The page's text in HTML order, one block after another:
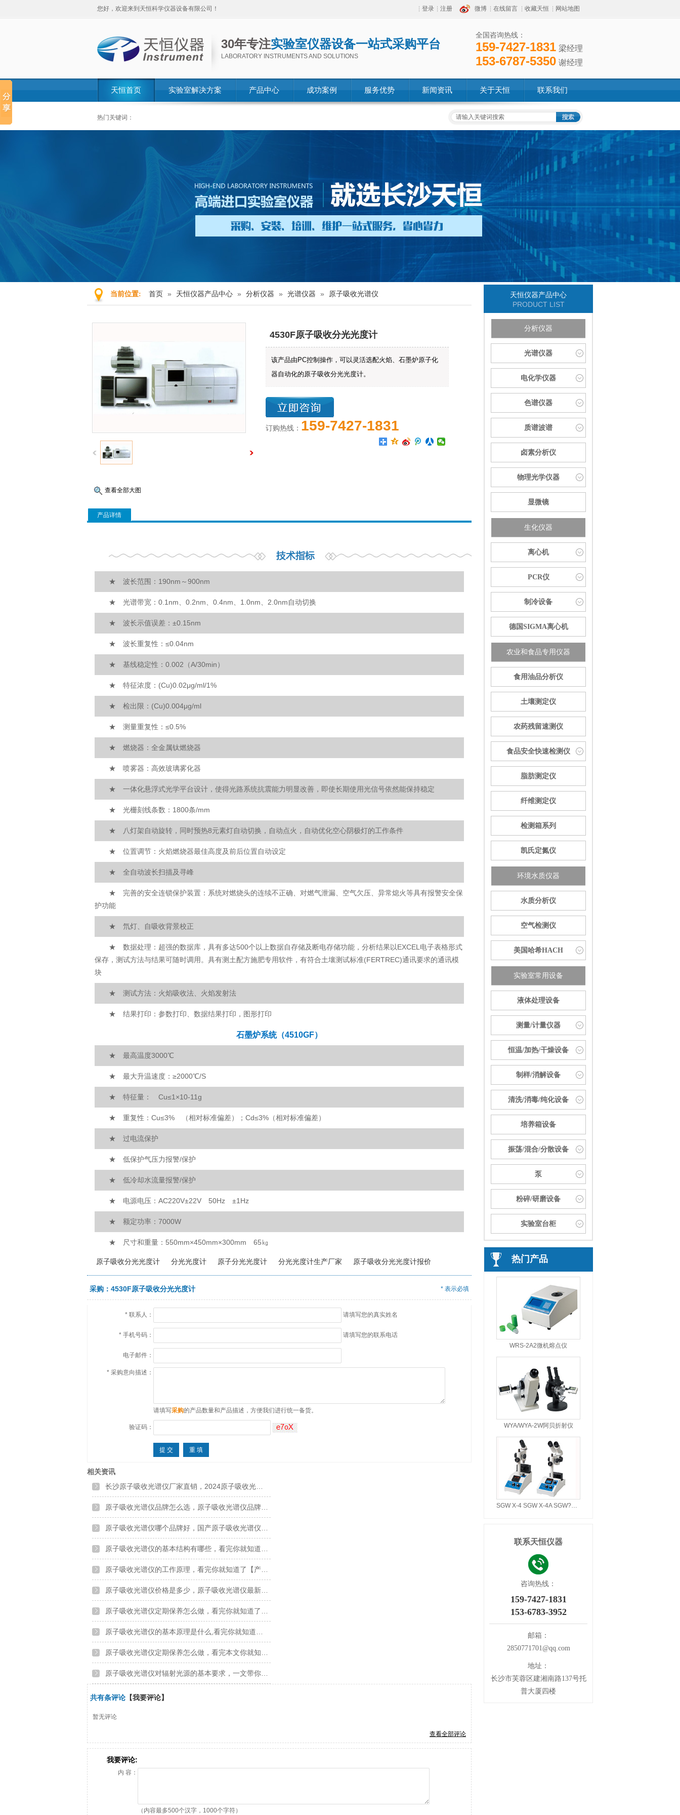
登录 注册 微博 在线留言 收藏天恒 网站地图
您好，欢迎来到天恒科学仪器设备有限公司！
30年专注实验室仪器设备一站式采购平台
LABORATORY INSTRUMENTS AND SOLUTIONS
全国咨询热线：
159-7427-1831 梁经理
153-6787-5350 谢经理
天恒首页 实验室解决方案 产品中心 成功案例 服务优势 新闻资讯 关于天恒 联系我们
热门关键词：
当前位置: 首页 » 天恒仪器产品中心 » 分析仪器 » 光谱仪器 » 原子吸收光谱仪
查看全部大图
4530F原子吸收分光光度计
该产品由PC控制操作，可以灵活选配火焰、石墨炉原子化
器自动化的原子吸收分光光度计。
订购热线： 159-7427-1831
产品详情
★ 波长范围：190nm～900nm
★ 光谱带宽：0.1nm、0.2nm、0.4nm、1.0nm、2.0nm自动切换
★ 波长示值误差：±0.15nm
★ 波长重复性：≤0.04nm
★ 基线稳定性：0.002（A/30min）
★ 特征浓度：(Cu)0.02μg/ml/1%
★ 检出限：(Cu)0.004μg/ml
★ 测量重复性：≤0.5%
★ 燃烧器：全金属钛燃烧器
★ 喷雾器：高效玻璃雾化器
★ 一体化悬浮式光学平台设计，使得光路系统抗震能力明显改善，即使长期使用光信号依然能保持稳定
★ 光栅刻线条数：1800条/mm
★ 八灯架自动旋转，同时预热8元素灯自动切换，自动点火，自动优化空心阴极灯的工作条件
★ 位置调节：火焰燃烧器最佳高度及前后位置自动设定
★ 全自动波长扫描及寻峰
★ 完善的安全连锁保护装置：系统对燃烧头的连续不正确、对燃气泄漏、空气欠压、异常熄火等具有报警安全保
护功能
★ 氘灯、自吸收背景校正
★ 数据处理：超强的数据库，具有多达500个以上数据自存储及断电存储功能，分析结果以EXCEL电子表格形式
保存，测试方法与结果可随时调用。具有测土配方施肥专用软件，有符合土壤测试标准(FERTREC)通讯要求的通讯模
块
★ 测试方法：火焰吸收法、火焰发射法
★ 结果打印：参数打印、数据结果打印，图形打印
石墨炉系统（4510GF）
★ 最高温度3000℃
★ 最大升温速度：≥2000℃/S
★ 特征量： Cu≤1×10-11g
★ 重复性：Cu≤3% （相对标准偏差）；Cd≤3%（相对标准偏差）
★ 过电流保护
★ 低保护气压力报警/保护
★ 低冷却水流量报警/保护
★ 电源电压：AC220V±22V 50Hz ±1Hz
★ 额定功率：7000W
★ 尺寸和重量：550mm×450mm×300mm 65㎏
原子吸收分光光度计 分光光度计 原子分光光度计 分光光度计生产厂家 原子吸收分光光度计报价
* 表示必填
采购：4530F原子吸收分光光度计
* 联系人： 请填写您的真实姓名
* 手机号码： 请填写您的联系电话
电子邮件：
* 采购意向描述：
请填写采购的产品数量和产品描述，方便我们进行统一备货。
验证码：
相关资讯
共有条评论 【我要评论】
暂无评论
查看全部评论
我要评论:
内 容：
（内容最多500个汉字，1000个字符）
天恒仪器产品中心
PRODUCT LIST
分析仪器
光谱仪器
电化学仪器
色谱仪器
质谱波谱
卤素分析仪
物理光学仪器
显微镜
生化仪器
离心机
PCR仪
制冷设备
德国SIGMA离心机
农业和食品专用仪器
食用油品分析仪
土壤测定仪
农药残留速测仪
食品安全快速检测仪
脂肪测定仪
纤维测定仪
检测箱系列
凯氏定氮仪
环境水质仪器
水质分析仪
空气检测仪
美国哈希HACH
实验室常用设备
液体处理设备
测量/计量仪器
恒温/加热/干燥设备
制样/消解设备
清洗/消毒/纯化设备
培养箱设备
振荡/混合/分散设备
泵
粉碎/研磨设备
实验室台柜
热门产品
WRS-2A2微机熔点仪
WYA/WYA-2W阿贝折射仪
SGW X-4 SGW X-4A SGW?X-4B显微熔点仪
联系天恒仪器
咨询热线：
159-7427-1831
153-6783-3952
邮箱：
2850771701@qq.com
地址：
长沙市芙蓉区建湘南路137号托
普大厦四楼